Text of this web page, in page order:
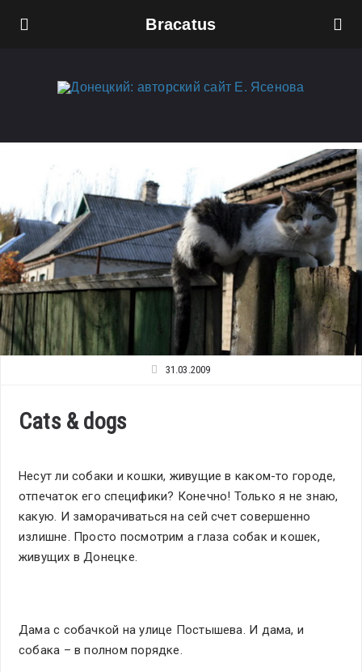
Bracatus
31.03.2009
Cats & dogs
Несут ли собаки и кошки, живущие в каком-то городе,
отпечаток его специфики? Конечно! Только я не знаю,
какую. И заморачиваться на сей счет совершенно
излишне. Просто посмотрим а глаза собак и кошек,
живущих в Донецке.
Дама с собачкой на улице Постышева. И дама, и
собака – в полном порядке.